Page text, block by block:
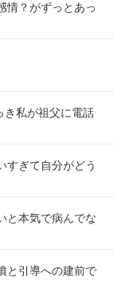
情？がずっとあっ
き私が祖父に電話
すぎて自分がどう
と本気で病んでな
と引導への建前で